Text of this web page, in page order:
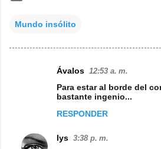
Mundo insólito
n
Ávalos 12:53 a. m.
Para estar al borde del
bastante ingenio...
RESPONDER
lys 3:38 p. m.